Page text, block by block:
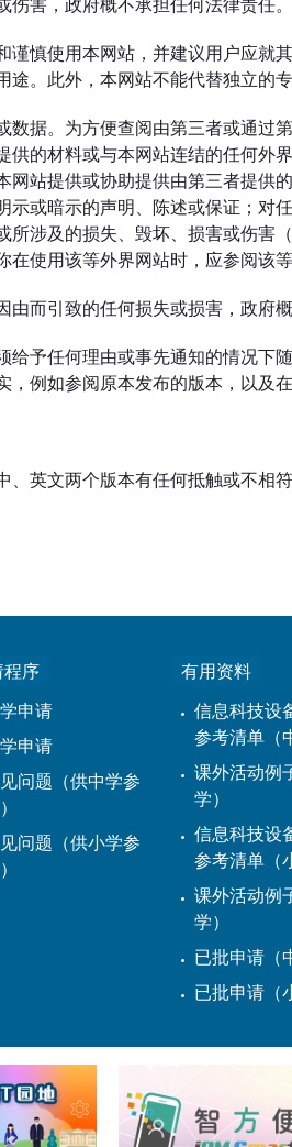
害，政府概不承担任何法律责任。
谨慎使用本网站，并建议用户应
。此外，本网站不能代替独立的
数据。为方便查阅由第三者或通
供的材料或与本网站连结的任何
网站提供或协助提供由第三者提
示或暗示的声明、陈述或保证；
所涉及的损失、毁坏、损害或伤
使用该等外界网站时，应参阅该等
而引致的任何损失或损害，政府
给予任何理由或事先通知的情况
例如参阅原本发布的版本，以及
英文两个版本有任何抵触或不相
程序
申请
申请
问题（供中学参
问题（供小学参
有用资料
信息科技设
参考清单（
课外活动例
学）
信息科技设
参考清单（
课外活动例
学）
已批申请（
已批申请（